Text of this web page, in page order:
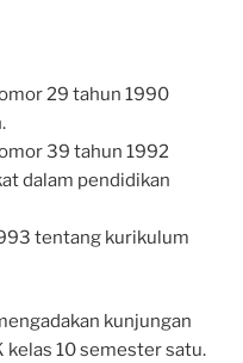
29 tahun 1990
39 tahun 1992
dalam pendidikan
tentang kurikulum
kunjungan
10 semester satu.